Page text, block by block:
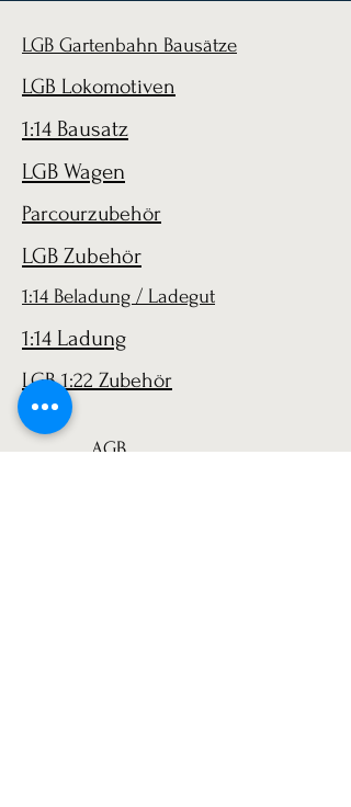
LGB Gartenbahn Bausätze
LGB Lokomotiven
1:14 Bausatz
LGB Wagen
Parcourzubehör
LGB Zubehör
1:14 Beladung / Ladegut
1:14 Ladung
LGB 1:22 Zubehör
AGB